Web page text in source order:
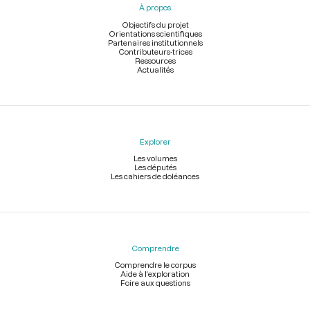
À propos
Objectifs du projet
Orientations scientifiques
Partenaires institutionnels
Contributeurs-trices
Ressources
Actualités
Explorer
Les volumes
Les députés
Les cahiers de doléances
Comprendre
Comprendre le corpus
Aide à l'exploration
Foire aux questions